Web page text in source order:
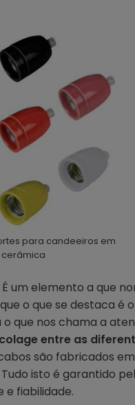
para candeeiros em
cerâmica
um elemento a que
o que se destaca é o
que nos chama a
entre as
são fabricados
isto é garantido
e fiabilidade.